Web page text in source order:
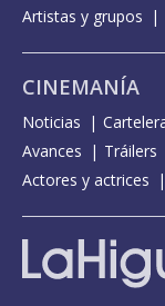
Artistas y grupos
CINEMANÍA
Noticias
Avances
Tráilers
Actores y actrices